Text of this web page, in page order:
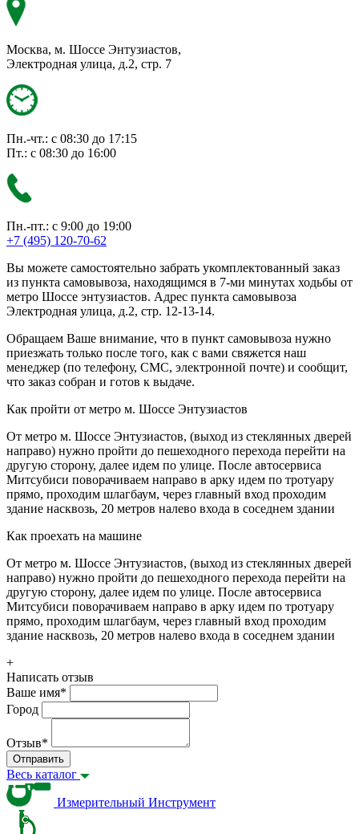
Москва, м. Шоссе Энтузиастов,
Электродная улица, д.2, стр. 7
Пн.-чт.: с 08:30 до 17:15
Пт.: с 08:30 до 16:00
Пн.-пт.: с 9:00 до 19:00
+7 (495) 120-70-62
Вы можете самостоятельно забрать укомплектованный заказ
из пункта самовывоза, находящимся в 7-ми минутах ходьбы от
метро Шоссе энтузиастов. Адрес пункта самовывоза
Электродная улица, д.2, стр. 12-13-14.
Обращаем Ваше внимание, что в пункт самовывоза нужно
приезжать только после того, как с вами свяжется наш
менеджер (по телефону, СМС, электронной почте) и сообщит,
что заказ собран и готов к выдаче.
Как пройти от метро м. Шоссе Энтузиастов
От метро м. Шоссе Энтузиастов, (выход из стеклянных дверей
направо) нужно пройти до пешеходного перехода перейти на
другую сторону, далее идем по улице. После автосервиса
Митсубиси поворачиваем направо в арку идем по тротуару
прямо, проходим шлагбаум, через главный вход проходим
здание насквозь, 20 метров налево входа в соседнем здании
Как проехать на машине
От метро м. Шоссе Энтузиастов, (выход из стеклянных дверей
направо) нужно пройти до пешеходного перехода перейти на
другую сторону, далее идем по улице. После автосервиса
Митсубиси поворачиваем направо в арку идем по тротуару
прямо, проходим шлагбаум, через главный вход проходим
здание насквозь, 20 метров налево входа в соседнем здании
+
Написать отзыв
Ваше имя*
Город
Отзыв*
Отправить
Весь каталог
Измерительный Инструмент